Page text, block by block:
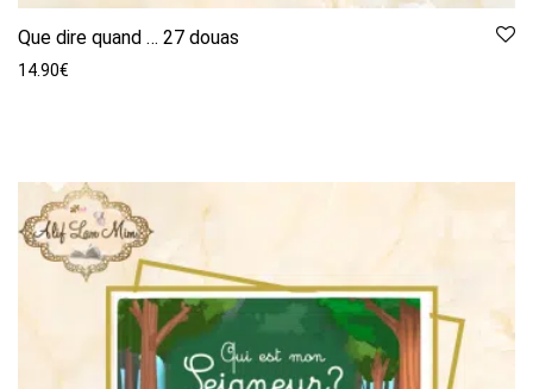
Que dire quand … 27 douas
14.90€